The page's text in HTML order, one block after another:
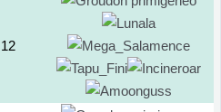
12